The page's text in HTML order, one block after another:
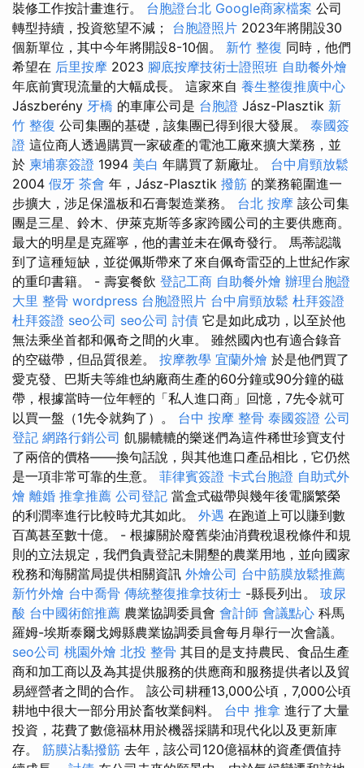
裝修工作按計畫進行。 台胞證台北 Google商家檔案 公司
轉型持續，投資慾望不減； 台胞證照片 2023年將開設30
個新單位，其中今年將開設8-10個。 新竹 整復 同時，他們
希望在 后里按摩 2023 腳底按摩技術士證照班 自助餐外燴
年底前實現流量的大幅成長。 這家來自 養生整復推廣中心
Jászberény 牙橋 的車庫公司是 台胞證 Jász-Plasztik 新
竹 整復 公司集團的基礎，該集團已得到很大發展。 泰國簽
證 這位商人透過購買一家破產的電池工廠來擴大業務，並
於 柬埔寨簽證 1994 美白 年購買了新廠址。 台中肩頸放鬆
2004 假牙 茶會 年，Jász-Plasztik 撥筋 的業務範圍進一
步擴大，涉足保溫板和石膏製造業務。 台北 按摩 該公司集
團是三星、鈴木、伊萊克斯等多家跨國公司的主要供應商。
最大的明星是克羅寧，他的書並未在佩奇發行。 馬蒂認識
到了這種短缺，並從佩斯帶來了來自佩奇雷亞的上世紀作家
的重印書籍。 - 壽宴餐飲 登記工商 自助餐外燴 辦理台胞證
大里 整骨 wordpress 台胞證照片 台中肩頸放鬆 杜拜簽證
杜拜簽證 seo公司 seo公司 討債 它是如此成功，以至於他
無法乘坐首都和佩奇之間的火車。 雖然國內也有適合錄音
的空磁帶，但品質很差。 按摩教學 宜蘭外燴 於是他們買了
愛克發、巴斯夫等維也納廠商生產的60分鐘或90分鐘的磁
帶，根據當時一位年輕的「私人進口商」回憶，7先令就可
以買一盤（1先令就夠了）。 台中 按摩 整骨 泰國簽證 公司
登記 網路行銷公司 飢腸轆轆的樂迷們為這件稀世珍寶支付
了兩倍的價格——換句話說，與其他進口產品相比，它仍然
是一項非常可靠的生意。 菲律賓簽證 卡式台胞證 自助式外
燴 離婚 推拿推薦 公司登記 當盒式磁帶與幾年後電腦繁榮
的利潤率進行比較時尤其如此。 外遇 在跑道上可以賺到數
百萬甚至數十億。 - 根據關於廢舊柴油消費稅退稅條件和規
則的立法規定，我們負責登記未開墾的農業用地，並向國家
稅務和海關當局提供相關資訊 外燴公司 台中筋膜放鬆推薦
新竹外燴 台中喬骨 傳統整復推拿技術士 -縣長列出。 玻尿
酸 台中國術館推薦 農業協調委員會 會計師 會議點心 科馬
羅姆-埃斯泰爾戈姆縣農業協調委員會每月舉行一次會議。
seo公司 桃園外燴 北投 整骨 其目的是支持農民、食品生產
商和加工商以及為其提供服務的供應商和服務提供者以及貿
易經營者之間的合作。 該公司耕種13,000公頃，7,000公頃
耕地中很大一部分用於畜牧業飼料。 台中 推拿 進行了大量
投資，花費了數億福林用於機器採購和現代化以及更新庫
存。 筋膜沾黏撥筋 去年，該公司120億福林的資產價值持